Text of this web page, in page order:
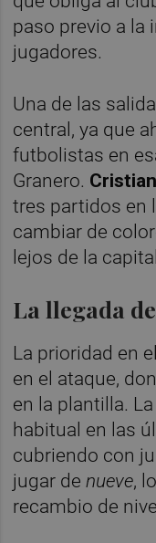
paso previo a la
jugadores.
Una de las
central, ya que
futbolistas en
Granero.
tres partidos en
cambiar de
lejos de la
La llegada
La prioridad en
en el ataque,
en la plantilla.
habitual en las
cubriendo con
jugar denueve,
recambio de